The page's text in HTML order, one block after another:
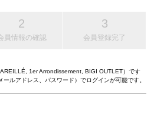
員情報の確認 会員登録完了
1er Arrondissement, BIGI OUTLET）です
ルアドレス、パスワード）でログインが可能です。